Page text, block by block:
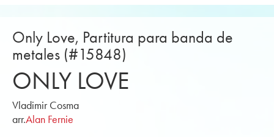
Only Love, Partitura para banda de
metales (#15848)
ONLY LOVE
Vladimir Cosma
arr.Alan Fernie